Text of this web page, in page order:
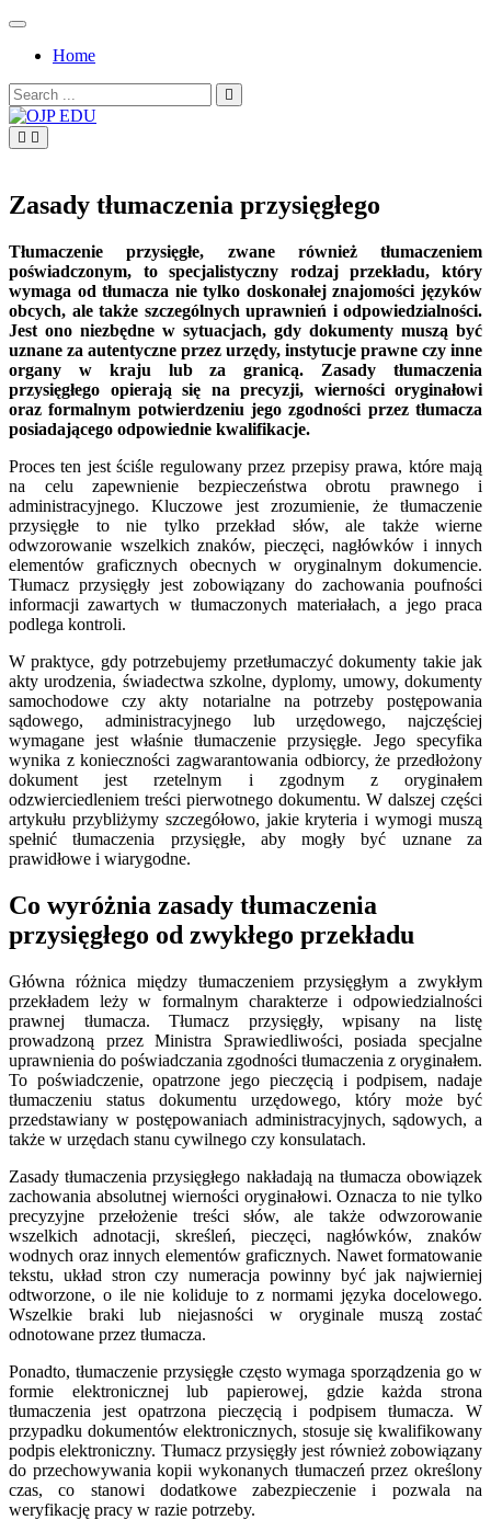
Skip
contentHome
Search
for:
Zasady tłumaczenia przysięgłego
Tłumaczenie przysięgłe, zwane również tłumaczeniem
poświadczonym, to specjalistyczny rodzaj przekładu, który
wymaga od tłumacza nie tylko doskonałej znajomości języków
obcych, ale także szczególnych uprawnień i odpowiedzialności.
Jest ono niezbędne w sytuacjach, gdy dokumenty muszą być
uznane za autentyczne przez urzędy, instytucje prawne czy inne
organy w kraju lub za granicą. Zasady tłumaczenia
przysięgłego opierają się na precyzji, wierności oryginałowi
oraz formalnym potwierdzeniu jego zgodności przez tłumacza
posiadającego odpowiednie kwalifikacje.
Proces ten jest ściśle regulowany przez przepisy prawa, które mają
na celu zapewnienie bezpieczeństwa obrotu prawnego i
administracyjnego. Kluczowe jest zrozumienie, że tłumaczenie
przysięgłe to nie tylko przekład słów, ale także wierne
odwzorowanie wszelkich znaków, pieczęci, nagłówków i innych
elementów graficznych obecnych w oryginalnym dokumencie.
Tłumacz przysięgły jest zobowiązany do zachowania poufności
informacji zawartych w tłumaczonych materiałach, a jego praca
podlega kontroli.
W praktyce, gdy potrzebujemy przetłumaczyć dokumenty takie jak
akty urodzenia, świadectwa szkolne, dyplomy, umowy, dokumenty
samochodowe czy akty notarialne na potrzeby postępowania
sądowego, administracyjnego lub urzędowego, najczęściej
wymagane jest właśnie tłumaczenie przysięgłe. Jego specyfika
wynika z konieczności zagwarantowania odbiorcy, że przedłożony
dokument jest rzetelnym i zgodnym z oryginałem
odzwierciedleniem treści pierwotnego dokumentu. W dalszej części
artykułu przybliżymy szczegółowo, jakie kryteria i wymogi muszą
spełnić tłumaczenia przysięgłe, aby mogły być uznane za
prawidłowe i wiarygodne.
Co wyróżnia zasady tłumaczenia
przysięgłego od zwykłego przekładu
Główna różnica między tłumaczeniem przysięgłym a zwykłym
przekładem leży w formalnym charakterze i odpowiedzialności
prawnej tłumacza. Tłumacz przysięgły, wpisany na listę
prowadzoną przez Ministra Sprawiedliwości, posiada specjalne
uprawnienia do poświadczania zgodności tłumaczenia z oryginałem.
To poświadczenie, opatrzone jego pieczęcią i podpisem, nadaje
tłumaczeniu status dokumentu urzędowego, który może być
przedstawiany w postępowaniach administracyjnych, sądowych, a
także w urzędach stanu cywilnego czy konsulatach.
Zasady tłumaczenia przysięgłego nakładają na tłumacza obowiązek
zachowania absolutnej wierności oryginałowi. Oznacza to nie tylko
precyzyjne przełożenie treści słów, ale także odwzorowanie
wszelkich adnotacji, skreśleń, pieczęci, nagłówków, znaków
wodnych oraz innych elementów graficznych. Nawet formatowanie
tekstu, układ stron czy numeracja powinny być jak najwierniej
odtworzone, o ile nie koliduje to z normami języka docelowego.
Wszelkie braki lub niejasności w oryginale muszą zostać
odnotowane przez tłumacza.
Ponadto, tłumaczenie przysięgłe często wymaga sporządzenia go w
formie elektronicznej lub papierowej, gdzie każda strona
tłumaczenia jest opatrzona pieczęcią i podpisem tłumacza. W
przypadku dokumentów elektronicznych, stosuje się kwalifikowany
podpis elektroniczny. Tłumacz przysięgły jest również zobowiązany
do przechowywania kopii wykonanych tłumaczeń przez określony
czas, co stanowi dodatkowe zabezpieczenie i pozwala na
weryfikację pracy w razie potrzeby.